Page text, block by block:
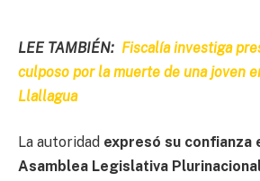
LEE TAMBIÉN: Fiscalía investiga
culposo por la muerte de una joven
Llallagua
La autoridad expresó su confianza
Asamblea Legislativa